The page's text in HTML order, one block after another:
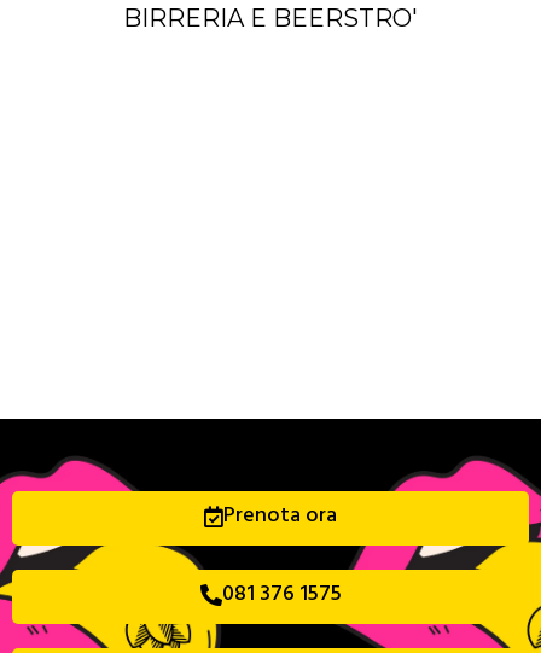
BIRRERIA E BEERSTRO'
Prenota ora
081 376 1575